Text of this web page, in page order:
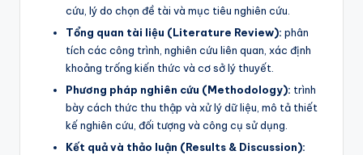
cứu, lý do chọn đề tài và mục tiêu nghiên cứu.
Tổng quan tài liệu (Literature Review): phân
tích các công trình, nghiên cứu liên quan, xác định
khoảng trống kiến thức và cơ sở lý thuyết.
Phương pháp nghiên cứu (Methodology): trình
bày cách thức thu thập và xử lý dữ liệu, mô tả thiết
kế nghiên cứu, đối tượng và công cụ sử dụng.
Kết quả và thảo luận (Results & Discussion):